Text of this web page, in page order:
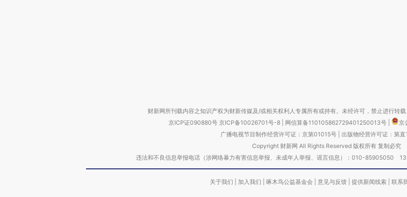
财新网所刊载内容之知识产权为财新传媒及/或相关权利人专属所有或持有。未经许可，禁止进行转载
京ICP证090880号 京ICP备10026701号-8 网信算备110105862729401250013号
京
广播电视节目制作经营许可证：京第01015号| 出版物经营许可证：第
Copyright 财新网 All Rights Reserved 版权所有 复制必究
违法和不良信息举报电话（涉网络暴力有害信息举报、未成年人举报、谣言信息）：010-85905050
关于我们 加入我们 啄木鸟公益基金会 意见与反馈 提供新闻线索 联系